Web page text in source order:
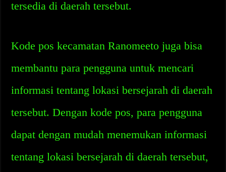
tersedia di daerah tersebut.
Kode pos kecamatan Ranomeeto juga bisa
membantu para pengguna untuk mencari
informasi tentang lokasi bersejarah di daerah
tersebut. Dengan kode pos, para pengguna
dapat dengan mudah menemukan informasi
tentang lokasi bersejarah di daerah tersebut,